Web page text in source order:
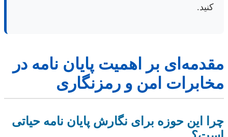
کنید.
مقدمه‌ای بر اهمیت پایان نامه در
مخابرات امن و رمزنگاری
چرا این حوزه برای نگارش پایان نامه حیاتی